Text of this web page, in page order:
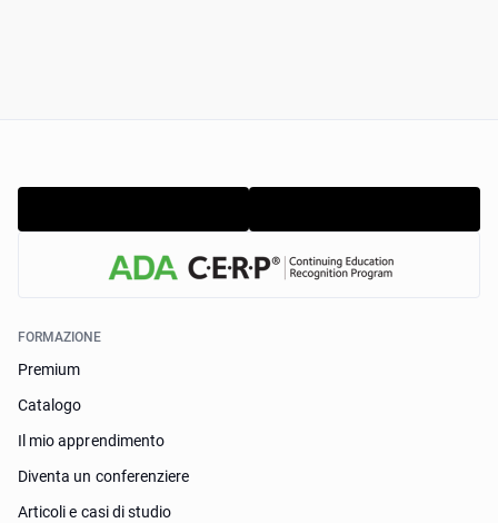
FORMAZIONE
Premium
Catalogo
Il mio apprendimento
Diventa un conferenziere
Articoli e casi di studio